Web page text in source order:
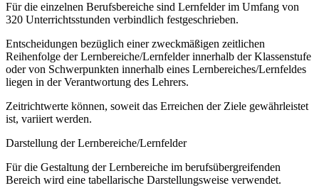
Für die einzelnen Berufsbereiche sind Lernfelder im Umfang von
320 Unterrichtsstunden verbindlich festgeschrieben.
Entscheidungen bezüglich einer zweckmäßigen zeitlichen
Reihenfolge der Lernbereiche/Lernfelder innerhalb der Klassenstufe
oder von Schwerpunkten innerhalb eines Lernbereiches/Lernfeldes
liegen in der Verantwortung des Lehrers.
Zeitrichtwerte können, soweit das Erreichen der Ziele gewährleistet
ist, variiert werden.
Darstellung der Lernbereiche/Lernfelder
Für die Gestaltung der Lernbereiche im berufsübergreifenden
Bereich wird eine tabellarische Darstellungsweise verwendet.